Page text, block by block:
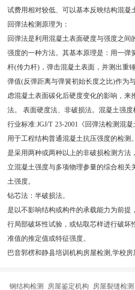
试费用相对较低、可以基本反映结构混凝
回弹法检测原理为：
回弹法是利用混凝土表面硬度与强度之间
强度的一种方法。其基本原理是：用一弹
杆(传力杆)，弹击混凝土表面，并测出重
弹值(反弹距离与弹簧初始长度之比)作为
虑混凝土表面碳化后硬度变化的影响，来
法。 表面硬度法、非破损法。混凝土强
行业标准:JGJ/T 23-2001《回弹法检测混
用于工程结构普通混凝土抗压强度的检测。
是采用两种或两种以上的非破损检测方法
立混凝土强度与多项物理参量的综合相关
土强度。
钻芯法：半破损法。
是以不影响结构或构件的承载能力为前提
行局部破坏性试验，或钻取芯样进行破坏
准值的推定值或特征强度。
巴音郭楞和静县培训机构房屋检测,学校房
钢结构检测 房屋鉴定机构 房屋裂缝检